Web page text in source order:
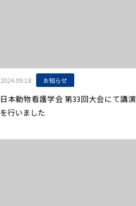
2024.09.18 お知らせ
日本動物看護学会 第33回大会にて講演
を行いました